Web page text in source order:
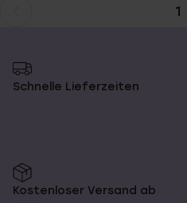
1
Schnelle Lieferzeiten
Kostenloser Versand ab